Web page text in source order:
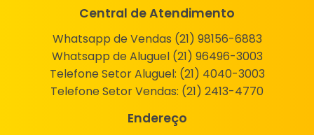
Central de Atendimento
Whatsapp de Vendas (21) 98156-6883
Whatsapp de Aluguel (21) 96496-3003
Telefone Setor Aluguel: (21) 4040-3003
Telefone Setor Vendas: (21) 2413-4770
Endereço